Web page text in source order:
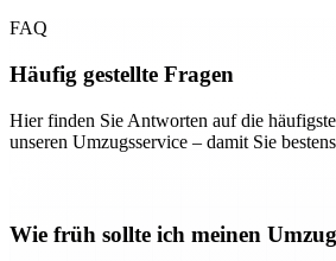
FAQ
Häufig gestellte Fragen
Hier finden Sie Antworten auf die
unseren Umzugsservice – damit Sie
Wie früh sollte ich meinen